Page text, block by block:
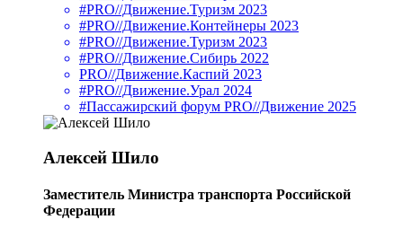
#PRO//Движение.Туризм 2023
#PRO//Движение.Контейнеры 2023
#PRO//Движение.Туризм 2023
#PRO//Движение.Сибирь 2022
PRO//Движение.Каспий 2023
#PRO//Движение.Урал 2024
#Пассажирский форум PRO//Движение 2025
Алексей Шило
Заместитель Министра транспорта Российской
Федерации